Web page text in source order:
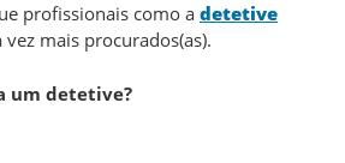
profissionais como a detetive
vez mais procurados(as).
um detetive?